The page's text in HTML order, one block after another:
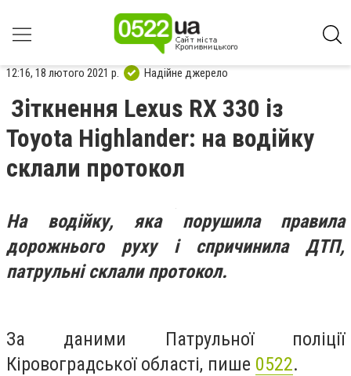
12:16, 18 лютого 2021 р. Надійне джерело
Зіткнення Lexus RX 330 із
Toyota Highlander: на водійку
склали протокол
На водійку, яка порушила правила
дорожнього руху і спричинила ДТП,
патрульні склали протокол.
За даними Патрульної поліції
Кіровоградської області, пише 0522.